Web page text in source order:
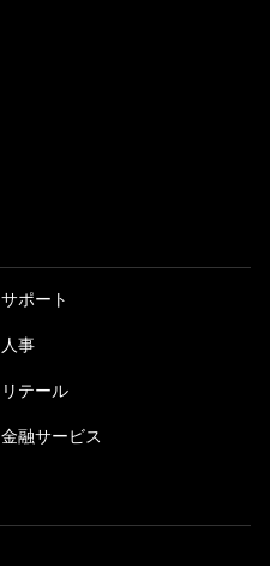
サポート
人事
リテール
金融サービス